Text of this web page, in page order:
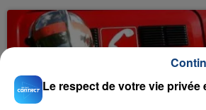
Le respect de votre vie